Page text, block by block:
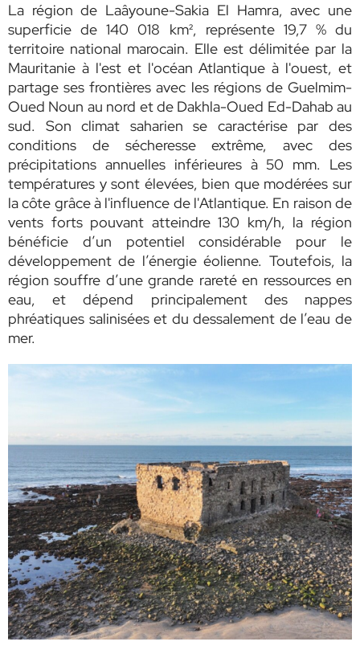
La région de Laâyoune-Sakia El Hamra, avec une
superficie de 140 018 km², représente 19,7 % du
territoire national marocain. Elle est délimitée par la
Mauritanie à l'est et l'océan Atlantique à l'ouest, et
partage ses frontières avec les régions de Guelmim-
Oued Noun au nord et de Dakhla-Oued Ed-Dahab au
sud. Son climat saharien se caractérise par des
conditions de sécheresse extrême, avec des
précipitations annuelles inférieures à 50 mm. Les
températures y sont élevées, bien que modérées sur
la côte grâce à l'influence de l'Atlantique. En raison de
vents forts pouvant atteindre 130 km/h, la région
bénéficie d’un potentiel considérable pour le
développement de l’énergie éolienne. Toutefois, la
région souffre d’une grande rareté en ressources en
eau, et dépend principalement des nappes
phréatiques salinisées et du dessalement de l’eau de
mer.